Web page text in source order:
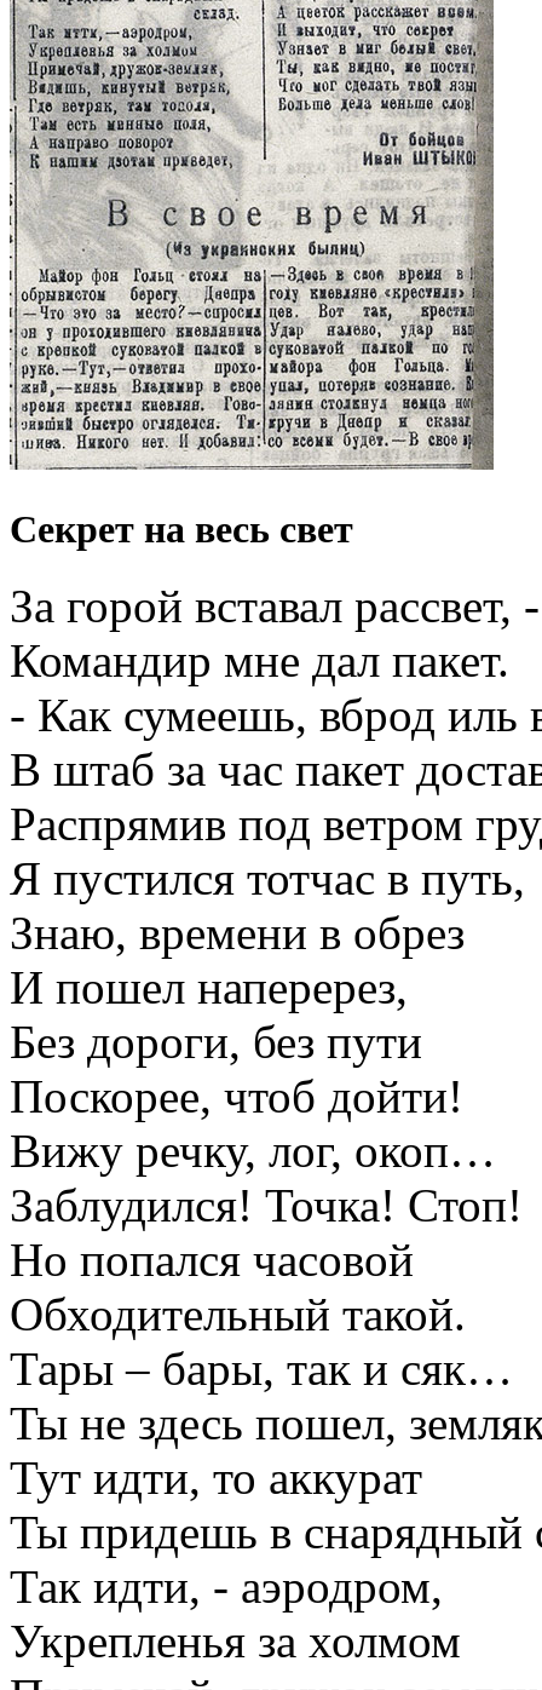
Секрет на весь свет
За горой вставал рассвет, -
Командир мне дал пакет.
- Как сумеешь, вброд иль
В штаб за час пакет
Распрямив под ветром
Я пустился тотчас в путь,
Знаю, времени в обрез
И пошел наперерез,
Без дороги, без пути
Поскорее, чтоб дойти!
Вижу речку, лог, окоп…
Заблудился! Точка! Стоп!
Но попался часовой
Обходительный такой.
Тары – бары, так и сяк…
Ты не здесь пошел,
Тут идти, то аккурат
Ты придешь в снарядный
Так идти, - аэродром,
Укрепленья за холмом